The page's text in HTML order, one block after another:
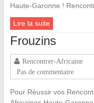
Haute-Garonne !
Lire la suite
Frouzins
Rencontrer-Africaine
Pas de commentaire
Pour Réussir vos